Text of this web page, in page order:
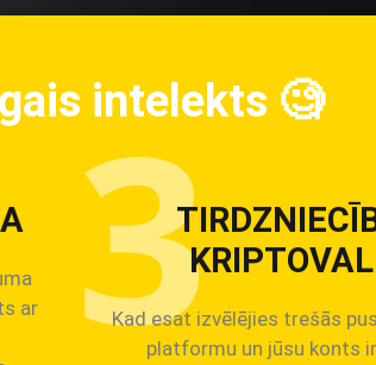
intelekts 🧐
ar
Kad esat izvēlējies trešās
platformu un jūsu konts